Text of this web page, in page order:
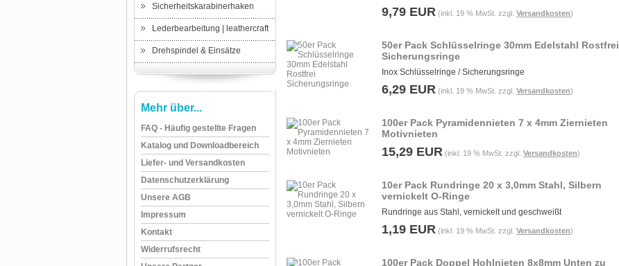
Sicherheitskarabinerhaken
Lederbearbeitung | leathercraft
Drehspindel & Einsätze
Mehr über...
FAQ - Häufig gestellte Fragen
Katalog und Downloadbereich
Liefer- und Versandkosten
Datenschutzerklärung
Unsere AGB
Impressum
Kontakt
Widerrufsrecht
9,79 EUR (inkl. 19 % MwSt. zzgl. Versandkosten)
50er Pack Schlüsselringe 30mm Edelstahl Rostfrei
Sicherungsringe
Inox Schlüsselringe / Sicherungsringe
6,29 EUR (inkl. 19 % MwSt. zzgl. Versandkosten)
100er Pack Pyramidennieten 7 x 4mm Ziernieten
Motivnieten
15,29 EUR (inkl. 19 % MwSt. zzgl. Versandkosten)
10er Pack Rundringe 20 x 3,0mm Stahl, Silbern
vernickelt O-Ringe
Rundringe aus Stahl, vernickelt und geschweißt
1,19 EUR (inkl. 19 % MwSt. zzgl. Versandkosten)
100er Pack Doppel Hohlnieten 8x8mm Unten zu